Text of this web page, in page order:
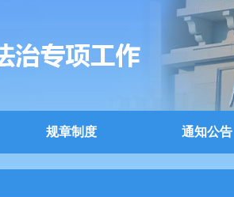
规章制度 通知公告